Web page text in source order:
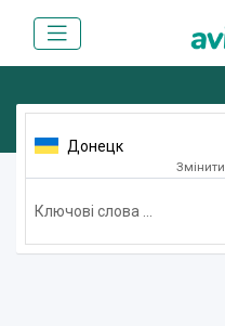
Донецк
Змінити